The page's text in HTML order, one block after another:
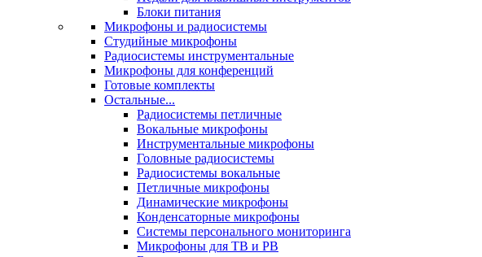
Блоки питания
Микрофоны и радиосистемы
Студийные микрофоны
Радиосистемы инструментальные
Микрофоны для конференций
Готовые комплекты
Остальные...
Радиосистемы петличные
Вокальные микрофоны
Инструментальные микрофоны
Головные радиосистемы
Радиосистемы вокальные
Петличные микрофоны
Динамические микрофоны
Конденсаторные микрофоны
Системы персонального мониторинга
Микрофоны для ТВ и РВ